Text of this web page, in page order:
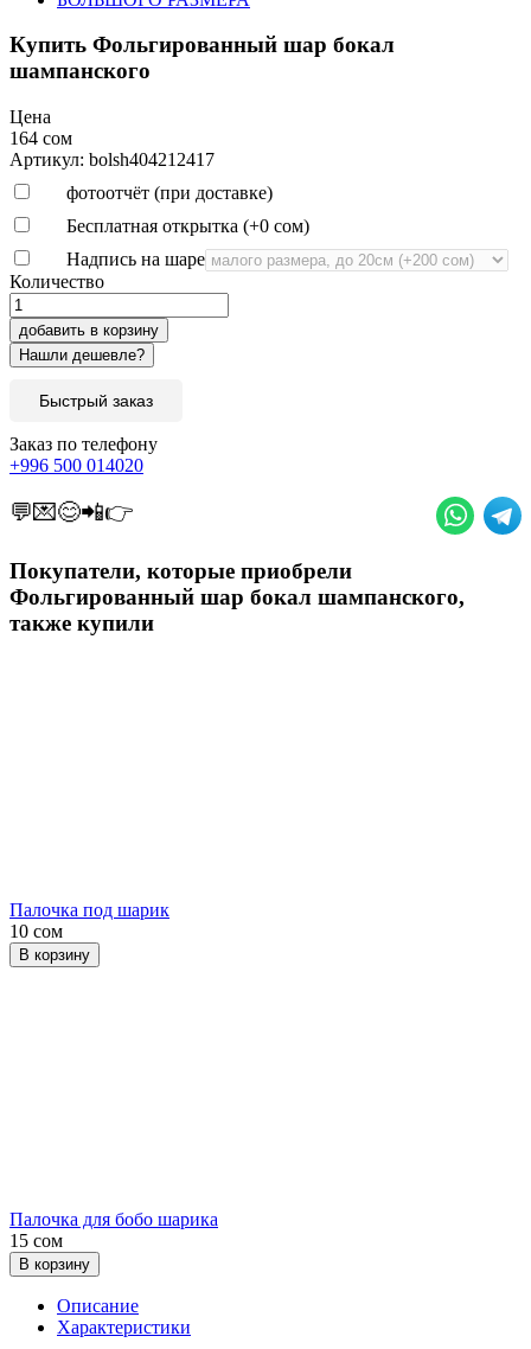
Купить Фольгированный шар бокал
шампанского
Цена
164 сом
Артикул: bolsh404212417
фотоотчёт (при доставке)
Бесплатная открытка (+0 сом)
Надпись на шаре
Количество
добавить в корзину
Быстрый заказ
Заказ по телефону
+996 500 014020
💬💌😊📲👉
Покупатели, которые приобрели
Фольгированный шар бокал шампанского,
также купили
Палочка под шарик
10 сом
В корзину
Палочка для бобо шарика
15 сом
В корзину
Описание
Характеристики